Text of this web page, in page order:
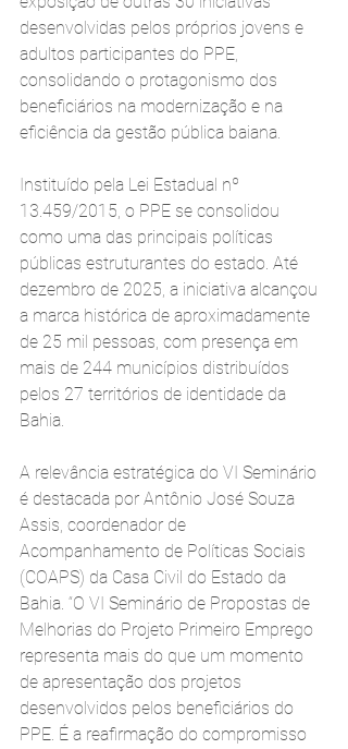
desenvolvidas pelos próprios jovens e
adultos participantes do PPE,
consolidando o protagonismo dos
beneficiários na modernização e na
eficiência da gestão pública baiana.
Instituído pela Lei Estadual nº
13.459/2015, o PPE se consolidou
como uma das principais políticas
públicas estruturantes do estado. Até
dezembro de 2025, a iniciativa alcançou
a marca histórica de aproximadamente
de 25 mil pessoas, com presença em
mais de 244 municípios distribuídos
pelos 27 territórios de identidade da
Bahia.
A relevância estratégica do VI Seminário
é destacada por Antônio José Souza
Assis, coordenador de
Acompanhamento de Políticas Sociais
(COAPS) da Casa Civil do Estado da
Bahia. “O VI Seminário de Propostas de
Melhorias do Projeto Primeiro Emprego
representa mais do que um momento
de apresentação dos projetos
desenvolvidos pelos beneficiários do
PPE. É a reafirmação do compromisso